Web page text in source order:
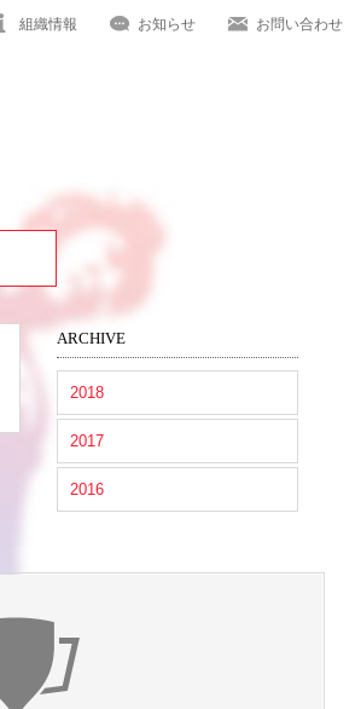
組織情報 お知らせ お問い合わせ
ARCHIVE
2018
2017
2016